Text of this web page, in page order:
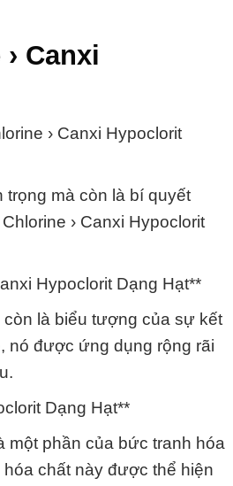
Canxi
› Canxi Hypoclorit
trọng mà còn là bí quyết
› Canxi Hypoclorit
Hypoclorit Dạng Hạt**
còn là biểu tượng của sự kết
nó được ứng dụng rộng rãi
Dạng Hạt**
một phần của bức tranh hóa
chất này được thể hiện